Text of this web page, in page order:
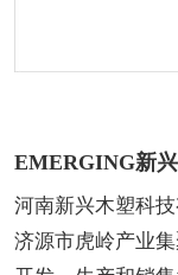
EMERGING新
河南新兴木塑科
济源市虎岭产业